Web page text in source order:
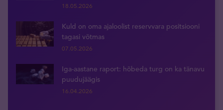
18.05.2026
Kuld on oma ajaloolist reservvara positsiooni
tagasi võtmas
07.05.2026
Iga-aastane raport: hõbeda turg on ka tänavu
puudujäägis
16.04.2026